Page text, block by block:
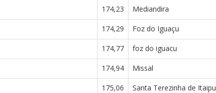
174,23 Mediandira
174,29 Foz do Iguaçu
174,77 foz do iguacu
174,94 Missal
175,06 Santa Terezinha de Itaipu